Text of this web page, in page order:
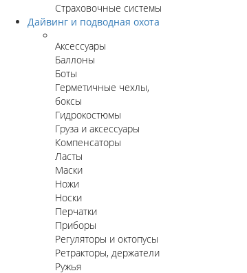
Страховочные системы
Дайвинг и подводная охота
Аксессуары
Баллоны
Боты
Герметичные чехлы,
боксы
Гидрокостюмы
Груза и аксессуары
Компенсаторы
Ласты
Маски
Ножи
Носки
Перчатки
Приборы
Регуляторы и октопусы
Ретракторы, держатели
Ружья